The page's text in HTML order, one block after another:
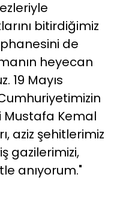
bitirdiğimiz
de
heyecan
19 Mayıs
Mustafa Kemal
aziz şehitlerimiz
gazilerimizi,
anıyorum."